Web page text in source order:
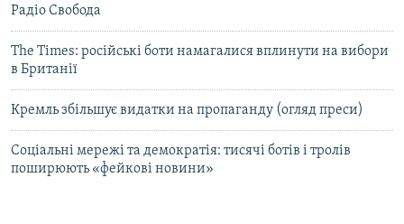
Радіо Свобода
The Times: російські боти намагалися вплинути на вибори
в Британії
Кремль збільшує видатки на пропаганду (огляд преси)
Соціальні мережі та демократія: тисячі ботів і тролів
поширюють «фейкові новини»